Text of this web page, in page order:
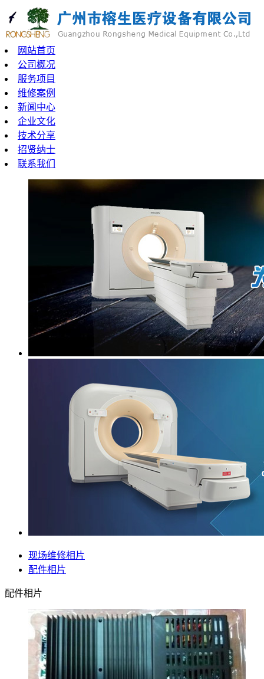
网站首页
公司概况
服务项目
维修案例
新闻中心
企业文化
技术分享
招贤纳士
联系我们
现场维修相片
配件相片
配件相片